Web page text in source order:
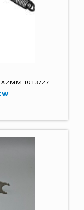
1013727